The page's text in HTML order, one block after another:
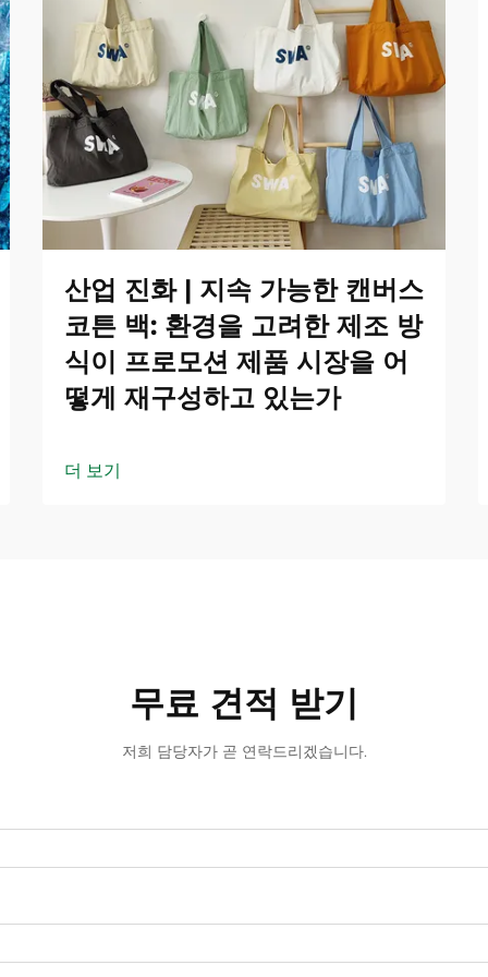
산업 진화 | 지속 가능한 캔버스
코튼 백: 환경을 고려한 제조 방
식이 프로모션 제품 시장을 어
떻게 재구성하고 있는가
더 보기
무료 견적 받기
저희 담당자가 곧 연락드리겠습니다.